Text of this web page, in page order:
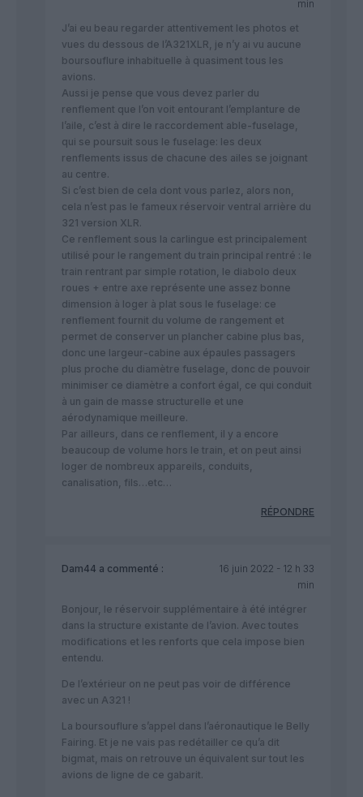
min
J’ai eu beau regarder attentivement les photos et
vues du dessous de l’A321XLR, je n’y ai vu aucune
boursouflure inhabituelle à quasiment tous les
avions.
Aussi je pense que vous devez parler du
renflement que l’on voit entourant l’emplanture de
l’aile, c’est à dire le raccordement able-fuselage,
qui se poursuit sous le fuselage: les deux
renflements issus de chacune des ailes se joignant
au centre.
Si c’est bien de cela dont vous parlez, alors non,
cela n’est pas le fameux réservoir ventral arrière du
321 version XLR.
Ce renflement sous la carlingue est principalement
utilisé pour le rangement du train principal rentré : le
train rentrant par simple rotation, le diabolo deux
roues + entre axe représente une assez bonne
dimension à loger à plat sous le fuselage: ce
renflement fournit du volume de rangement et
permet de conserver un plancher cabine plus bas,
donc une largeur-cabine aux épaules passagers
plus proche du diamètre fuselage, donc de pouvoir
minimiser ce diamètre a confort égal, ce qui conduit
à un gain de masse structurelle et une
aérodynamique meilleure.
Par ailleurs, dans ce renflement, il y a encore
beaucoup de volume hors le train, et on peut ainsi
loger de nombreux appareils, conduits,
canalisation, fils…etc…
RÉPONDRE
Dam44 a commenté :
16 juin 2022 - 12 h 33
min
Bonjour, le réservoir supplémentaire à été intégrer
dans la structure existante de l’avion. Avec toutes
modifications et les renforts que cela impose bien
entendu.
De l’extérieur on ne peut pas voir de différence
avec un A321 !
La boursouflure s’appel dans l’aéronautique le Belly
Fairing. Et je ne vais pas redétailler ce qu’a dit
bigmat, mais on retrouve un équivalent sur tout les
avions de ligne de ce gabarit.